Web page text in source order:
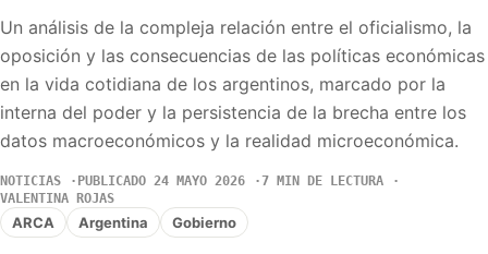
Un análisis de la compleja relación entre el oficialismo, la
oposición y las consecuencias de las políticas económicas
en la vida cotidiana de los argentinos, marcado por la
interna del poder y la persistencia de la brecha entre los
datos macroeconómicos y la realidad microeconómica.
NOTICIAS PUBLICADO 24 MAYO 2026
7 MIN DE LECTURA
VALENTINA ROJAS
ARCA Argentina Gobierno